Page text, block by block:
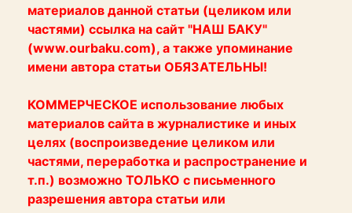
материалов данной статьи (целиком или
частями) ссылка на сайт "НАШ БАКУ"
(www.ourbaku.com), а также упоминание
имени автора статьи ОБЯЗАТЕЛЬНЫ!
КОММЕРЧЕСКОЕ использование любых
материалов сайта в журналистике и иных
целях (воспроизведение целиком или
частями, переработка и распространение и
т.п.) возможно ТОЛЬКО с письменного
разрешения автора статьи или